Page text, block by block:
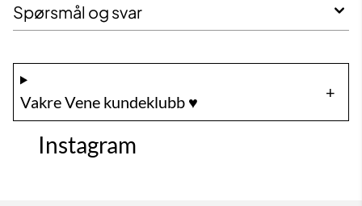
Spørsmål og svar
Vakre Vene kundeklubb ♥️
Instagram